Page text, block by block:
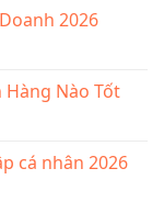
2026
Hàng Nào Tốt
cá nhân 2026